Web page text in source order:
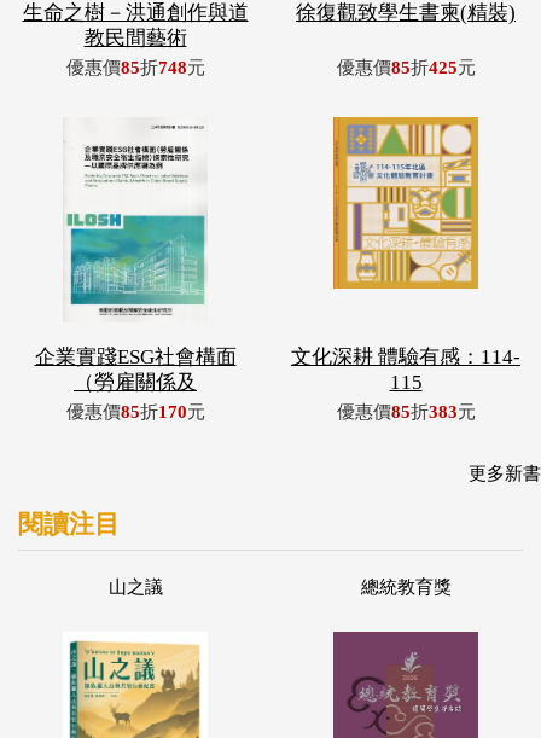
生命之樹－洪通創作與道
教民間藝術
優惠價85折748元
徐復觀致學生書柬(精裝)
優惠價85折425元
企業實踐ESG社會構面
（勞雇關係及
優惠價85折170元
文化深耕 體驗有感：114-
115
優惠價85折383元
更多新書
閱讀注目
山之議 總統教育獎